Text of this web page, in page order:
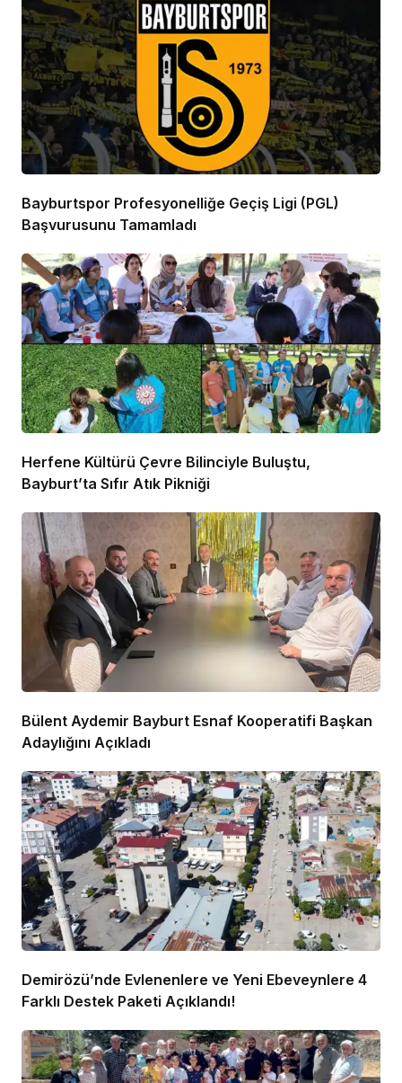
Bayburtspor Profesyonelliğe Geçiş Ligi (PGL)
Başvurusunu Tamamladı
Herfene Kültürü Çevre Bilinciyle Buluştu,
Bayburt’ta Sıfır Atık Pikniği
Bülent Aydemir Bayburt Esnaf Kooperatifi Başkan
Adaylığını Açıkladı
Demirözü’nde Evlenenlere ve Yeni Ebeveynlere 4
Farklı Destek Paketi Açıklandı!